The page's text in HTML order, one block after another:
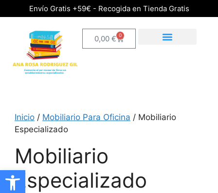
Abrir barra de herramientas
Envío Gratis +59€ - Recogida en Tienda Gratis
0,00 € 0
Inicio / Mobiliario Para Oficina / Mobiliario
Especializado
Mobiliario
Especializado